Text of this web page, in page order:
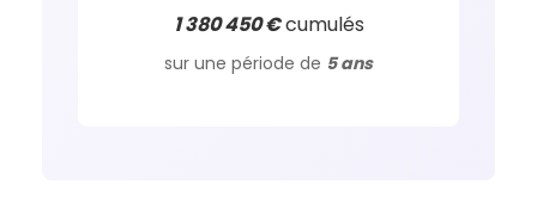
1 380 450 €cumulés
sur une période de 5 ans